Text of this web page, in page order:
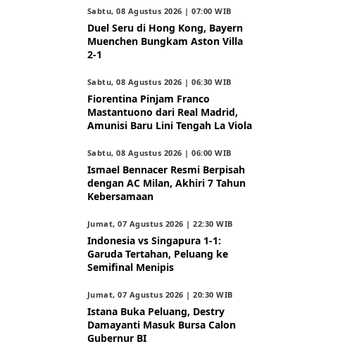
Sabtu, 08 Agustus 2026 | 07:00 WIB
Duel Seru di Hong Kong, Bayern
Muenchen Bungkam Aston Villa
2-1
Sabtu, 08 Agustus 2026 | 06:30 WIB
Fiorentina Pinjam Franco
Mastantuono dari Real Madrid,
Amunisi Baru Lini Tengah La Viola
Sabtu, 08 Agustus 2026 | 06:00 WIB
Ismael Bennacer Resmi Berpisah
dengan AC Milan, Akhiri 7 Tahun
Kebersamaan
Jumat, 07 Agustus 2026 | 22:30 WIB
Indonesia vs Singapura 1-1:
Garuda Tertahan, Peluang ke
Semifinal Menipis
Jumat, 07 Agustus 2026 | 20:30 WIB
Istana Buka Peluang, Destry
Damayanti Masuk Bursa Calon
Gubernur BI